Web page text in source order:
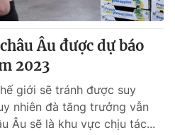
Âu được dự báo
2023
giới sẽ tránh được suy
nhiên đà tăng trưởng vẫn
Âu sẽ là khu vực chịu tác...